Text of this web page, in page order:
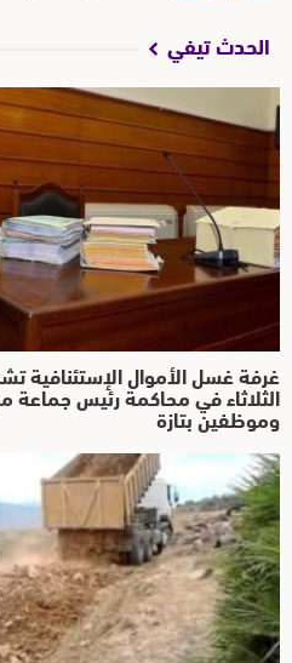
الحدث تيفي
غرفة غسل الأموال الإستئنافية
الثلاثاء في محاكمة رئيس جماعة
وموظفين بتازة